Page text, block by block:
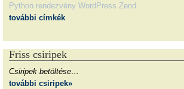
Python rendezvény WordPress Zend
további címkék
Friss csiripek
Csiripek betöltése…
további csiripek»